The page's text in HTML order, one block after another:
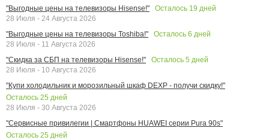
"Выгодные цены на телевизоры Hisense!"
Осталось 19 дней
28 Июля - 24 Августа 2026
"Выгодные цены на телевизоры Toshiba!"
Осталось 6 дней
28 Июля - 11 Августа 2026
"Скидка за СБП на телевизоры Hisense!"
Осталось 5 дней
28 Июля - 10 Августа 2026
"Купи холодильник и морозильный шкаф DEXP - получи скидку!"
Осталось 25 дней
28 Июля - 30 Августа 2026
"Сервисные привилегии | Смартфоны HUAWEI серии Pura 90s"
Осталось 25 дней